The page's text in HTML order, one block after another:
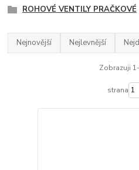
ROHOVÉ VENTILY PRAČKOVÉ
Nejnovější Nejlevnější
Zobrazuji
strana